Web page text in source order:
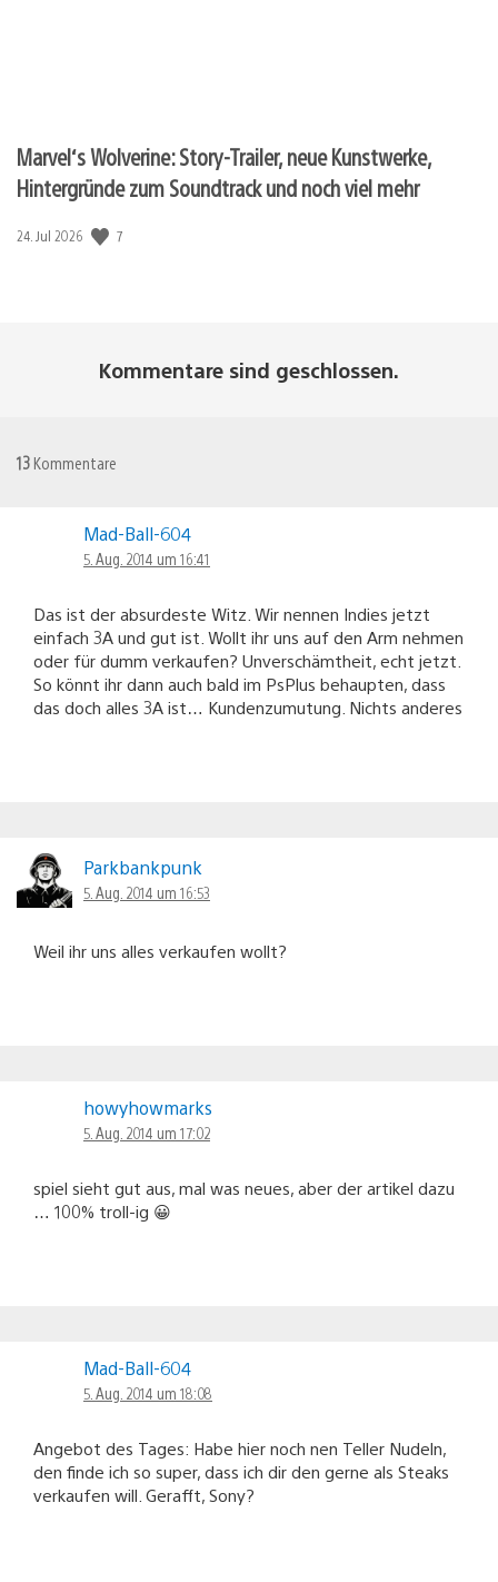
Marvel‘s Wolverine: Story-Trailer, neue Kunstwerke,
Hintergründe zum Soundtrack und noch viel mehr
Veröffentlichungsdatum:
24. Jul 2026 7
Kommentare sind geschlossen.
13 Kommentare
Mad-Ball-604
5. Aug. 2014 um 16:41
Das ist der absurdeste Witz. Wir nennen Indies jetzt
einfach 3A und gut ist. Wollt ihr uns auf den Arm nehmen
oder für dumm verkaufen? Unverschämtheit, echt jetzt.
So könnt ihr dann auch bald im PsPlus behaupten, dass
das doch alles 3A ist… Kundenzumutung. Nichts anderes
Parkbankpunk
5. Aug. 2014 um 16:53
Weil ihr uns alles verkaufen wollt?
howyhowmarks
5. Aug. 2014 um 17:02
spiel sieht gut aus, mal was neues, aber der artikel dazu
… 100% troll-ig 😀
Mad-Ball-604
5. Aug. 2014 um 18:08
Angebot des Tages: Habe hier noch nen Teller Nudeln,
den finde ich so super, dass ich dir den gerne als Steaks
verkaufen will. Gerafft, Sony?